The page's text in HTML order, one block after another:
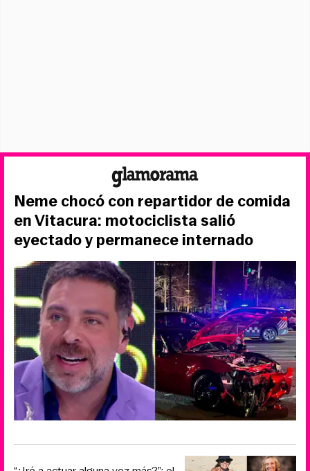
Neme chocó con repartidor de comida
en Vitacura: motociclista salió
eyectado y permanece internado